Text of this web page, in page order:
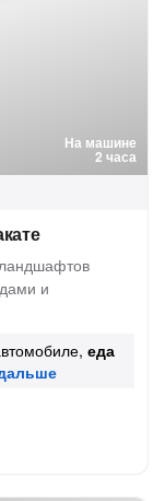
На машине
2 часа
и
еда